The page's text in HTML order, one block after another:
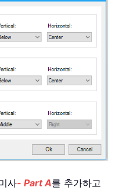
사- Part A를 추가하고